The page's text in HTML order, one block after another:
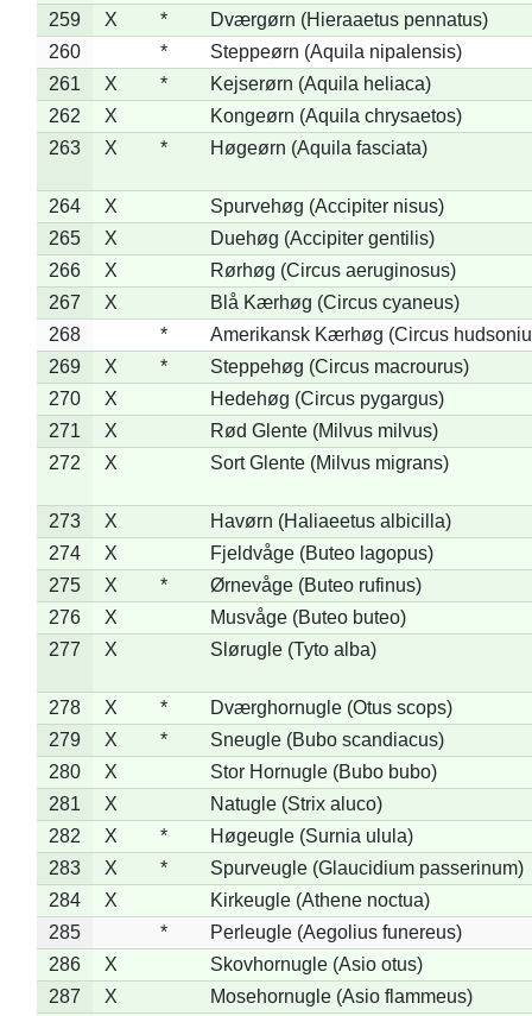
259 X *
Dværgørn (Hieraaetus pennatus)
260
*
Steppeørn (Aquila nipalensis)
261
X *
Kejserørn (Aquila heliaca)
262
X
Kongeørn (Aquila chrysaetos)
263
X * Høgeørn (Aquila fasciata)
264 X
Spurvehøg (Accipiter nisus)
265
X
Duehøg (Accipiter gentilis)
266
X
Rørhøg (Circus aeruginosus)
267
X
Blå Kærhøg (Circus cyaneus)
268
*
Amerikansk Kærhøg (Circus
269
X *
Steppehøg (Circus macrourus)
270
X
Hedehøg (Circus pygargus)
271
X
Rød Glente (Milvus milvus)
272
X Sort Glente (Milvus migrans)
273 X
Havørn (Haliaeetus albicilla)
274
X
Fjeldvåge (Buteo lagopus)
275
X *
Ørnevåge (Buteo rufinus)
276
X
Musvåge (Buteo buteo)
277
X Slørugle (Tyto alba)
278 X *
Dværghornugle (Otus scops)
279
X *
Sneugle (Bubo scandiacus)
280
X
Stor Hornugle (Bubo bubo)
281
X
Natugle (Strix aluco)
282
X *
Høgeugle (Surnia ulula)
283
X *
Spurveugle (Glaucidium passerinum)
284
X
Kirkeugle (Athene noctua)
285
*
Perleugle (Aegolius funereus)
286
X
Skovhornugle (Asio otus)
287
X
Mosehornugle (Asio flammeus)